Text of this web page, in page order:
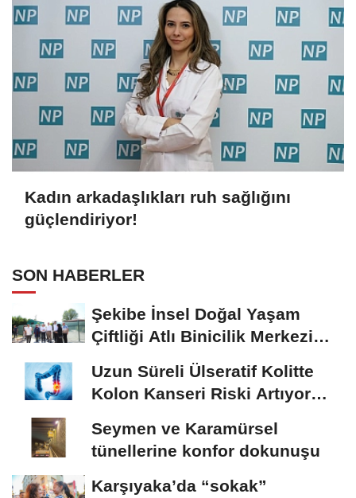
Kadın arkadaşlıkları ruh sağlığını
güçlendiriyor!
SON HABERLER
Şekibe İnsel Doğal Yaşam
Çiftliği Atlı Binicilik Merkezi
Uzun Süreli Ülseratif Kolitte
Kolon Kanseri Riski Artıyor
Seymen ve Karamürsel
tünellerine konfor dokunuşu
Karşıyaka’da “sokak”